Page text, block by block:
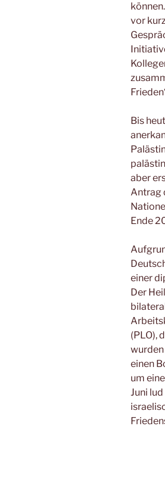
vor
Bis
aber
Antrag
Ende
einer
Der
(PLO),
einen
um
Juni